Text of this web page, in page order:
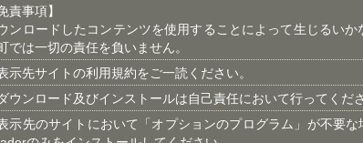
責事項】
ンロードしたコンテンツを使用することによって生じるい
では一切の責任を負いません。
示先サイトの利用規約をご一読ください。
ウンロード及びインストールは自己責任において行ってくださ
示先のサイトにおいて「オプションのプログラム」が不要な